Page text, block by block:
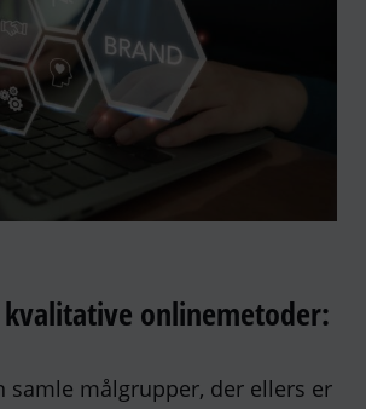
onlinemetoder:
samle målgrupper, der ellers er